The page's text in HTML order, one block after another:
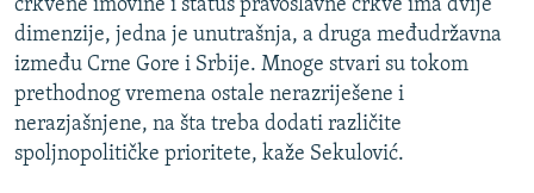
crkvene imovine i status pravoslavne crkve ima dvije
dimenzije, jedna je unutrašnja, a druga međudržavna
između Crne Gore i Srbije. Mnoge stvari su tokom
prethodnog vremena ostale nerazriješene i
nerazjašnjene, na šta treba dodati različite
spoljnopolitičke prioritete, kaže Sekulović.